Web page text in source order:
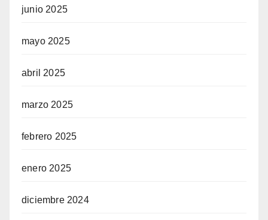
junio 2025
mayo 2025
abril 2025
marzo 2025
febrero 2025
enero 2025
diciembre 2024